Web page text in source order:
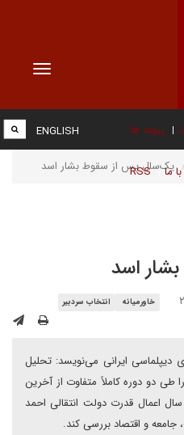
Toggle
پیوند ها
ما RSS
ENGLISH
یک‌سال پس از سقوط بشار اسد
اسد
خاورمیانه انتخاب سردبیر
ایرانی می‌نویسد: تحلیل
دو دوره کاملاً متفاوت از آخرین
اعمال قدرت دولت انتقالی احمد
و اقتصاد بررسی کند.